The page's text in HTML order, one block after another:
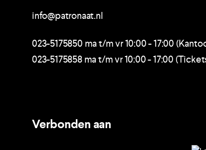
info@patronaat.nl
023-5175850 ma t/m vr 10:00 - 17:00
023-5175858 ma t/m vr 10:00 - 17:00
Verbonden aan